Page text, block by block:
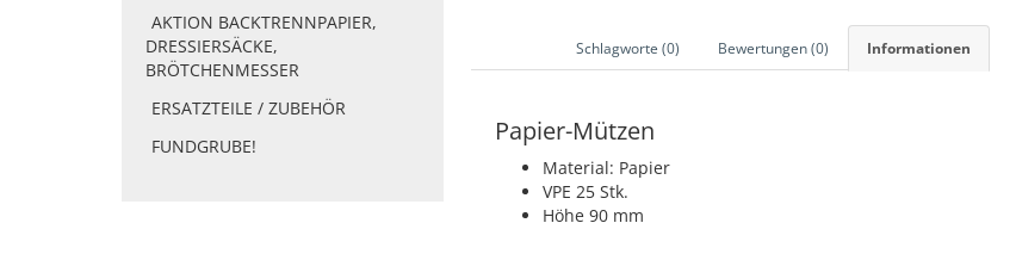
AKTION BACKTRENNPAPIER,
DRESSIERSÄCKE,
BRÖTCHENMESSER
ERSATZTEILE / ZUBEHÖR
FUNDGRUBE!
Informationen
Bewertungen (0)
Schlagworte (0)
Papier-Mützen
Material: Papier
VPE 25 Stk.
Höhe 90 mm